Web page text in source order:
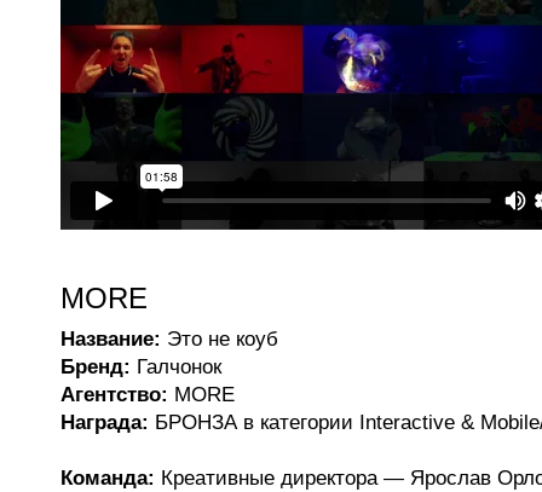
MORE
Название: Это не коуб
Бренд: Галчонок
Агентство: MORE
Награда: БРОНЗА в категории Interactive &
Команда: Креативные директора — Ярослав